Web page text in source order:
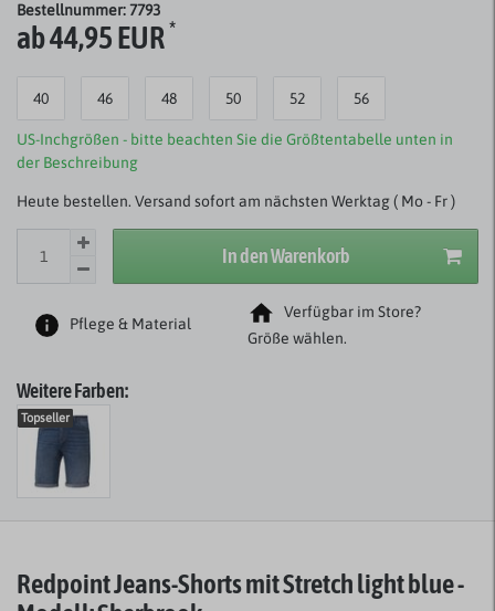
Bestellnummer: 7793
ab 44,95 EUR*
40 46 48 50 52 56
US-Inchgrößen - bitte beachten Sie die Größtentabelle unten in
der Beschreibung
Heute bestellen. Versand sofort am nächsten Werktag ( Mo - Fr )
In den Warenkorb
Pflege & Material
Verfügbar im Store?
Größe wählen.
Weitere Farben:
Topseller
Redpoint Jeans-Shorts mit Stretch light blue -